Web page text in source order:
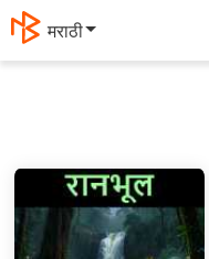
मराठी